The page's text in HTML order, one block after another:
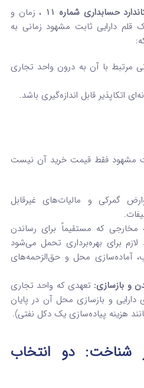
حسابداری شماره 11
، زمان و
قلم دارایی ثابت مشهود زمانی به
مرتبط با آن به درون واحد تجاری
اتکاپذیر قابل اندازه‌گیری باشد.
مشهود فقط قیمت خرید آن نیست
گمرکی و مالیات‌های غیرقابل
مخارجی که مستقیماً برای رساندن
برای بهره‌برداری تحمل می‌شود
آماده‌سازی محل و حق‌الزحمه‌های
و بازسازی: تعهدی که واحد تجاری
و بازسازی محل آن در پایان
هزینه پیاده‌سازی یک دکل نفتی).
شناخت: دو انتخاب